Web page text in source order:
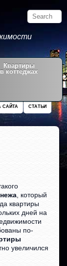
Квартиры
в коттеджах
СТАТЬИ
САЙТА
, который
квартиры
дней на
по-
увеличился